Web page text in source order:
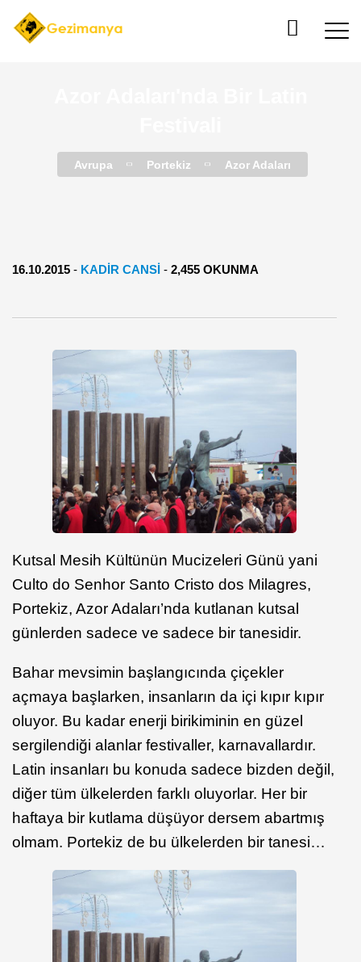
Avrupa Portekiz Azor Adaları
16.10.2015 - KADIR CANSI - 2,455 OKUNMA
Kutsal Mesih Kültünün Mucizeleri Günü yani
Culto do Senhor Santo Cristo dos Milagres,
Portekiz, Azor Adaları’nda kutlanan kutsal
günlerden sadece ve sadece bir tanesidir.
Bahar mevsimin başlangıcında çiçekler
açmaya başlarken, insanların da içi kıpır kıpır
oluyor. Bu kadar enerji birikiminin en güzel
sergilendiği alanlar festivaller, karnavallardır.
Latin insanları bu konuda sadece bizden değil,
diğer tüm ülkelerden farklı oluyorlar. Her bir
haftaya bir kutlama düşüyor dersem abartmış
olmam. Portekiz de bu ülkelerden bir tanesi…